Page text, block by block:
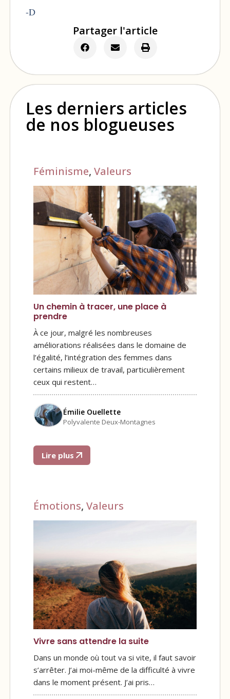
-D
Partager l'article
Les derniers articles
de nos blogueuses
Féminisme, Valeurs
Un chemin à tracer, une place à
prendre
À ce jour, malgré les nombreuses
améliorations réalisées dans le domaine de
l’égalité, l’intégration des femmes dans
certains milieux de travail, particulièrement
ceux qui restent…
Émilie Ouellette
Polyvalente Deux-Montagnes
Lire plus
Émotions, Valeurs
Vivre sans attendre la suite
Dans un monde où tout va si vite, il faut savoir
s’arrêter. J’ai moi-même de la difficulté à vivre
dans le moment présent. J’ai pris…